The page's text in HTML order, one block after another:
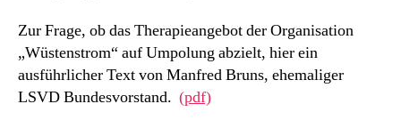
Zur Frage, ob das Therapieangebot der Organisation
„Wüstenstrom“ auf Umpolung abzielt, hier ein
ausführlicher Text von Manfred Bruns, ehemaliger
LSVD Bundesvorstand. (pdf)